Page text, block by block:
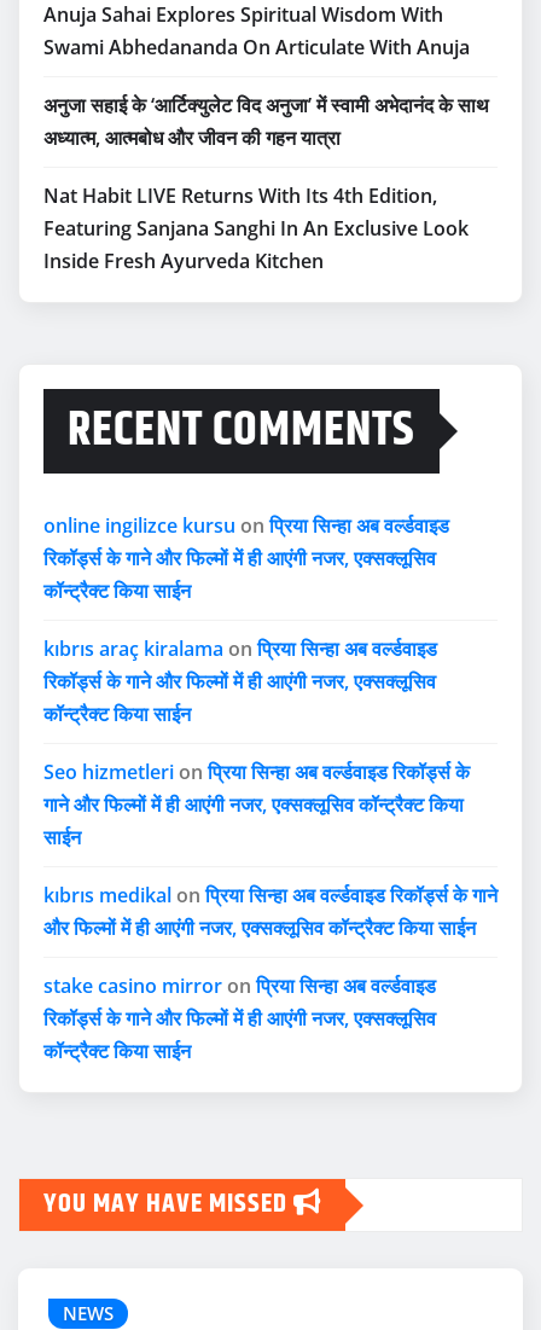
Anuja Sahai Explores Spiritual Wisdom With
Swami Abhedananda On Articulate With Anuja
अनुजा सहाई के ‘आर्टिक्युलेट विद अनुजा’ में स्वामी अभेदानंद के साथ
अध्यात्म, आत्मबोध और जीवन की गहन यात्रा
Nat Habit LIVE Returns With Its 4th Edition,
Featuring Sanjana Sanghi In An Exclusive Look
Inside Fresh Ayurveda Kitchen
RECENT COMMENTS
online ingilizce kursu onप्रिया सिन्हा अब वर्ल्डवाइड
रिकॉर्ड्स के गाने और फिल्मों में ही आएंगी नजर, एक्सक्लूसिव
कॉन्ट्रैक्ट किया साईन
kıbrıs araç kiralama onप्रिया सिन्हा अब वर्ल्डवाइड
रिकॉर्ड्स के गाने और फिल्मों में ही आएंगी नजर, एक्सक्लूसिव
कॉन्ट्रैक्ट किया साईन
Seo hizmetleri onप्रिया सिन्हा अब वर्ल्डवाइड रिकॉर्ड्स के
गाने और फिल्मों में ही आएंगी नजर, एक्सक्लूसिव कॉन्ट्रैक्ट किया
साईन
kıbrıs medikal onप्रिया सिन्हा अब वर्ल्डवाइड रिकॉर्ड्स के गाने
और फिल्मों में ही आएंगी नजर, एक्सक्लूसिव कॉन्ट्रैक्ट किया साईन
stake casino mirror onप्रिया सिन्हा अब वर्ल्डवाइड
रिकॉर्ड्स के गाने और फिल्मों में ही आएंगी नजर, एक्सक्लूसिव
कॉन्ट्रैक्ट किया साईन
YOU MAY HAVE MISSED
NEWS